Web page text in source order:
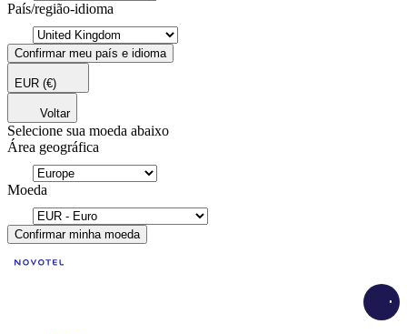
País/região-idioma
Confirmar meu país e idioma
EUR (€)
Voltar
Selecione sua moeda abaixo
Área geográfica
Moeda
Confirmar minha moeda